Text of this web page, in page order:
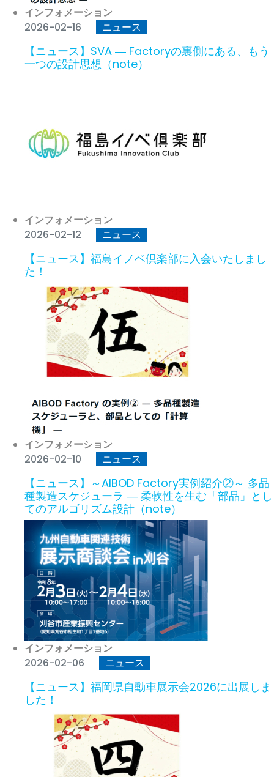
インフォメーション
2026-02-16
ニュース
【ニュース】SVA ― Factoryの裏側にある、もう
一つの設計思想（note）
インフォメーション
2026-02-12
ニュース
【ニュース】福島イノベ倶楽部に入会いたしまし
た！
インフォメーション
2026-02-10
ニュース
【ニュース】～AIBOD Factory実例紹介②～ 多品
種製造スケジューラ ― 柔軟性を生む「部品」とし
てのアルゴリズム設計（note）
インフォメーション
2026-02-06
ニュース
【ニュース】福岡県自動車展示会2026に出展しま
した！